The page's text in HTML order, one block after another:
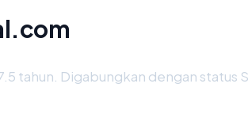
tahun. Digabungkan dengan status